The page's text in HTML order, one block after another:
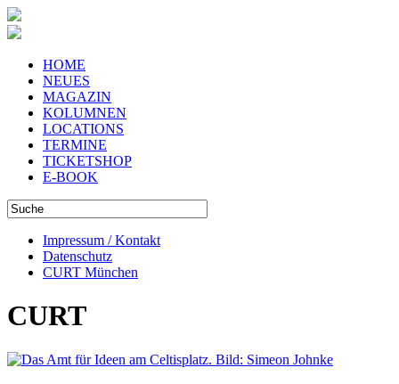
HOME
NEUES
MAGAZIN
KOLUMNEN
LOCATIONS
TERMINE
TICKETSHOP
E-BOOK
Impressum / Kontakt
Datenschutz
CURT München
CURT